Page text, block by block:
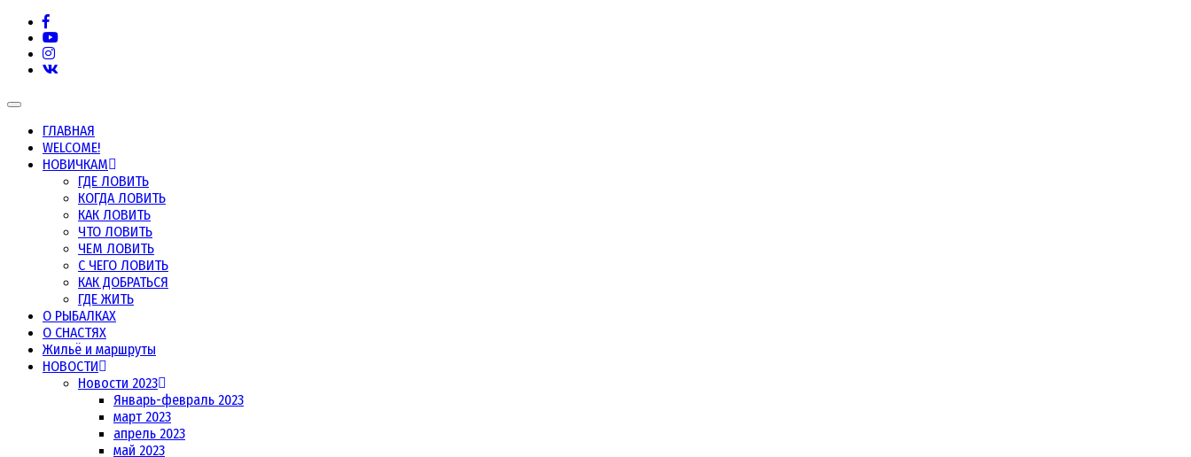
Морская рыбалка
Морская рыбалка в Норвегии, в Мурманской области и других северных морях
Toggle
navigationГЛАВНАЯ
WELCOME!
НОВИЧКАМ
ГДЕ ЛОВИТЬ
КОГДА ЛОВИТЬ
КАК ЛОВИТЬ
ЧТО ЛОВИТЬ
ЧЕМ ЛОВИТЬ
С ЧЕГО ЛОВИТЬ
КАК ДОБРАТЬСЯ
ГДЕ ЖИТЬ
О РЫБАЛКАХ
О СНАСТЯХ
Жильё и маршруты
НОВОСТИ
Новости 2023
Январь-февраль 2023
март 2023
апрель 2023
май 2023